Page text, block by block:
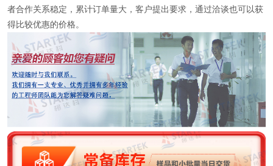
者合作关系稳定，累计订单量大，客户提出要求，通过洽谈也可以获
得比较优惠的价格。